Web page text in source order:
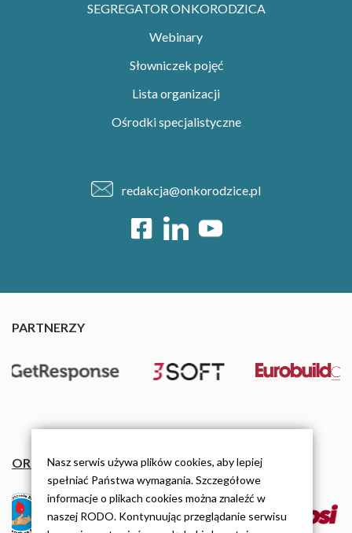
SEGREGATOR ONKORODZICA
Webinary
Słowniczek pojęć
Lista organizacji
Ośrodki specjalistyczne
redakcja@onkorodzice.pl
PARTNERZY
ORGANIZACJE
Nasz serwis używa plików cookies, aby lepiej
spełniać Państwa wymagania. Szczegółowe
informacje o plikach cookies można znaleźć w
naszej RODO. Kontynuując przeglądanie serwisu